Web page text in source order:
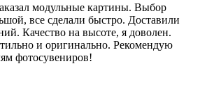
модульные картины. Выбор
все сделали быстро. Доставили
Качество на высоте, я доволен.
и оригинально. Рекомендую
фотосувениров!